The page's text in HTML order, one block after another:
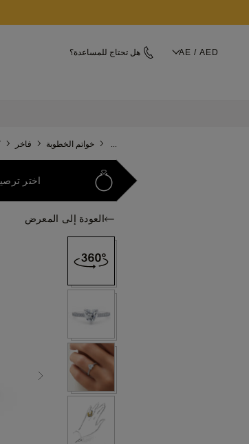
AE / AED هل تحتاج للمساعدة؟
خواتم الخطوبة فاخر
اختر
العودة إلى المعرض